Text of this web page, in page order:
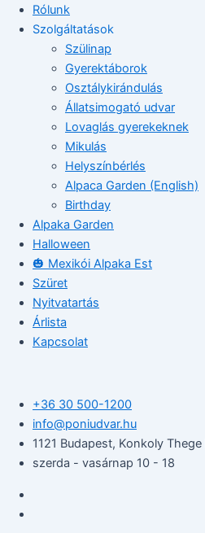
Rólunk
Szolgáltatások
Szülinap
Gyerektáborok
Osztálykirándulás
Állatsimogató udvar
Lovaglás gyerekeknek
Mikulás
Helyszínbérlés
Alpaca Garden (English)
Birthday
Alpaka Garden
Halloween
🎃 Mexikói Alpaka Est
Szüret
Nyitvatartás
Árlista
Kapcsolat
+36 30 500-1200​
info@poniudvar.hu
1121 Budapest, Konkoly
szerda - vasárnap 10 - 18